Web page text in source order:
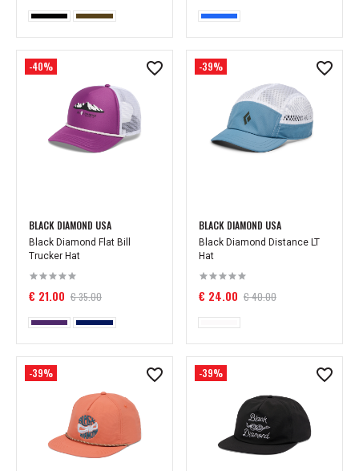
-40%
BLACK DIAMOND USA
Black Diamond Flat Bill
Trucker Hat
€ 21.00 € 35.00
-39%
BLACK DIAMOND USA
Black Diamond Distance LT
Hat
€ 24.00 € 40.00
-39% -39%